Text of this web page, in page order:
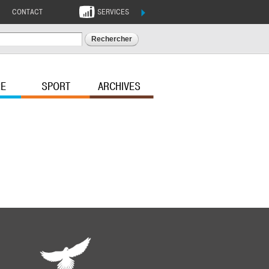
CONTACT SERVICES
PROS
Guide des aides
SPORT ARCHIVES